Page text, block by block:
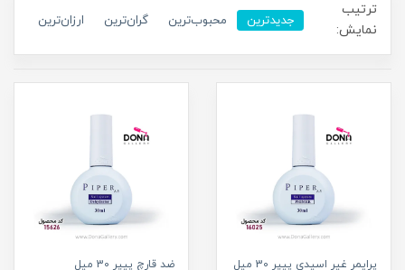
ترتیب
نمایش:
جدیدترین محبوب‌ترین گران‌ترین ارزان‌ترین
پرايمر غير اسيدي پيپر 30 ميل ضد قارچ پيپر 30 ميل